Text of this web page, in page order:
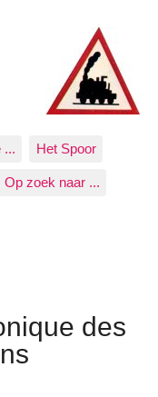
... Het Spoor
Op zoek naar ...
des